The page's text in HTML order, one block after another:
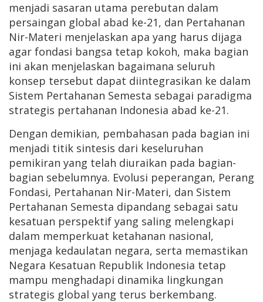
menjadi sasaran utama perebutan dalam
persaingan global abad ke-21, dan Pertahanan
Nir-Materi menjelaskan apa yang harus dijaga
agar fondasi bangsa tetap kokoh, maka bagian
ini akan menjelaskan bagaimana seluruh
konsep tersebut dapat diintegrasikan ke dalam
Sistem Pertahanan Semesta sebagai paradigma
strategis pertahanan Indonesia abad ke-21.
Dengan demikian, pembahasan pada bagian ini
menjadi titik sintesis dari keseluruhan
pemikiran yang telah diuraikan pada bagian-
bagian sebelumnya. Evolusi peperangan, Perang
Fondasi, Pertahanan Nir-Materi, dan Sistem
Pertahanan Semesta dipandang sebagai satu
kesatuan perspektif yang saling melengkapi
dalam memperkuat ketahanan nasional,
menjaga kedaulatan negara, serta memastikan
Negara Kesatuan Republik Indonesia tetap
mampu menghadapi dinamika lingkungan
strategis global yang terus berkembang.